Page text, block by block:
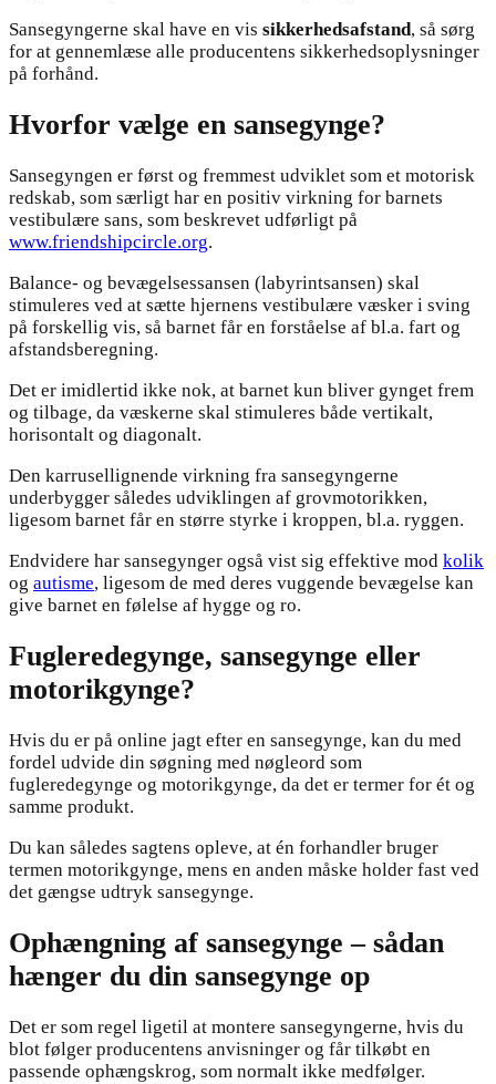
Sansegyngerne skal have en vis sikkerhedsafstand, så sørg
for at gennemlæse alle producentens sikkerhedsoplysninger
på forhånd.
Hvorfor vælge en sansegynge?
Sansegyngen er først og fremmest udviklet som et motorisk
redskab, som særligt har en positiv virkning for barnets
vestibulære sans, som beskrevet udførligt på
www.friendshipcircle.org.
Balance- og bevægelsessansen (labyrintsansen) skal
stimuleres ved at sætte hjernens vestibulære væsker i sving
på forskellig vis, så barnet får en forståelse af bl.a. fart og
afstandsberegning.
Det er imidlertid ikke nok, at barnet kun bliver gynget frem
og tilbage, da væskerne skal stimuleres både vertikalt,
horisontalt og diagonalt.
Den karrusellignende virkning fra sansegyngerne
underbygger således udviklingen af grovmotorikken,
ligesom barnet får en større styrke i kroppen, bl.a. ryggen.
Endvidere har sansegynger også vist sig effektive mod kolik
og autisme, ligesom de med deres vuggende bevægelse kan
give barnet en følelse af hygge og ro.
Fugleredegynge, sansegynge eller
motorikgynge?
Hvis du er på online jagt efter en sansegynge, kan du med
fordel udvide din søgning med nøgleord som
fugleredegynge og motorikgynge, da det er termer for ét og
samme produkt.
Du kan således sagtens opleve, at én forhandler bruger
termen motorikgynge, mens en anden måske holder fast ved
det gængse udtryk sansegynge.
Ophængning af sansegynge – sådan
hænger du din sansegynge op
Det er som regel ligetil at montere sansegyngerne, hvis du
blot følger producentens anvisninger og får tilkøbt en
passende ophængskrog, som normalt ikke medfølger.